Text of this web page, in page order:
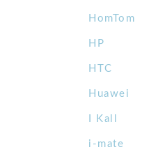
HomTom
HP
HTC
Huawei
I Kall
i-mate